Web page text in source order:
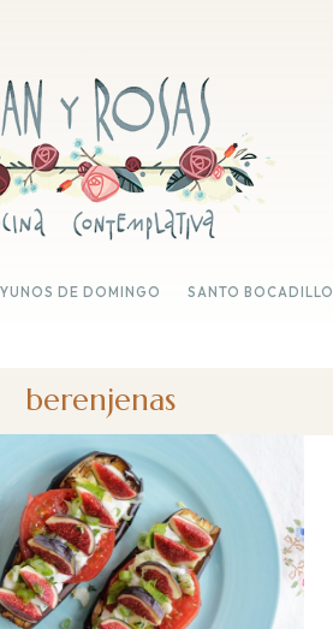
DE DOMINGO SANTO BOCADILLO
berenjenas